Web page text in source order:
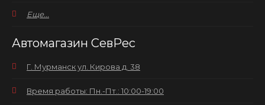
Еще...
Автомагазин СевРес
Г. Мурманск ул. Кирова д. 38
Время работы: Пн.-Пт.: 10:00-19:00